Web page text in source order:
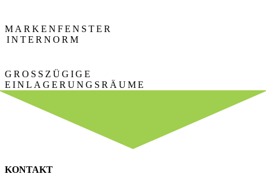
MARKENFENSTER
INTERNORM
GROSSZÜGIGE
EINLAGERUNGSRÄUME
KONTAKT